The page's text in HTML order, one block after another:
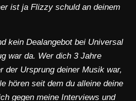
ist ja Flizzy schuld an deinem
kein Dealangebot bei Universal
war da. Wer dich 3 Jahre
der Ursprung deiner Musik war,
hören seit dem du alleine deine
gegen meine Interviews und